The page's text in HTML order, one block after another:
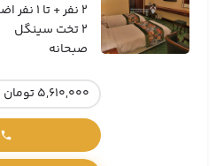
2 نفر + تا 1 نفر اضافه (هزینه مجزا)
2 تخت سینگل
صبحانه
5,610,000 تومان / 1 شب تومان / شب